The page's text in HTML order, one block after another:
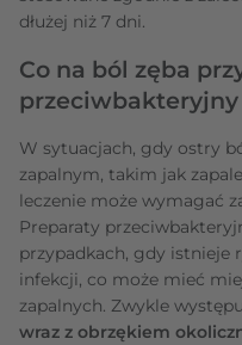
dłużej niż 7 dni.
Co na ból zęba
przeciwbakteryjny
W sytuacjach, gdy ostry
zapalnym, takim jak
leczenie może wymagać
Preparaty
przypadkach, gdy istnieje
infekcji, co może mieć
zapalnych. Zwykle
wraz z obrzękiem